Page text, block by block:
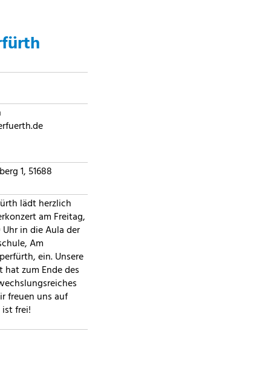
1, 51688
lädt herzlich
am Freitag,
Uhr in die Aula der
Am
ein. Unsere
hat zum Ende des
freuen uns auf
frei!